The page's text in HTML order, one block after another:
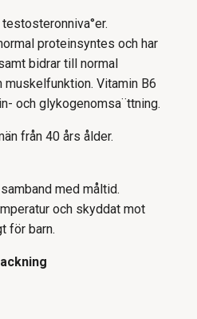
proteinsyntes och har
bidrar till normal
muskelfunktion. Vitamin B6
och glykogenomsa¨ttning.
från 40 års ålder.
med måltid.
och skyddat mot
för barn.